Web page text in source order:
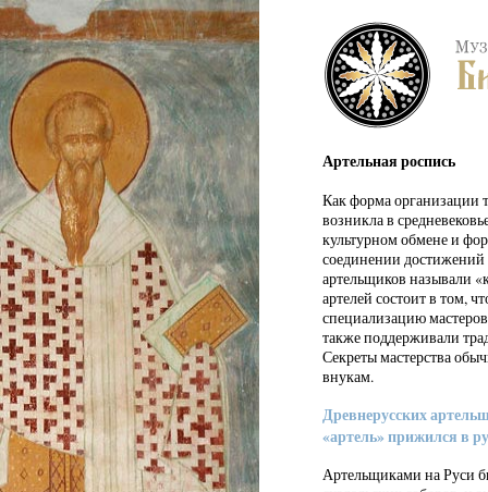
Артельная роспись
Как форма организации
возникла в
культурном обмене и
соединении
артельщиков называли
артелей состоит в том,
специализацию
также поддерживали
Секреты мастерства
внукам.
Древнерусских
«артель» прижился в
Артельщиками на Руси